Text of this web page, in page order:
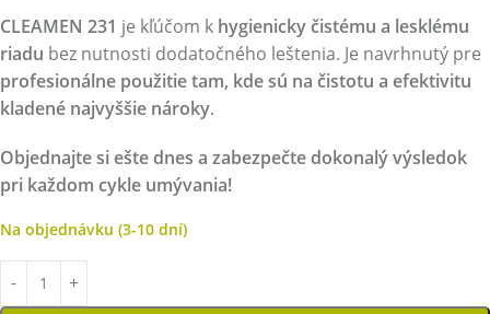
CLEAMEN 231 je kľúčom k hygienicky čistému a lesklému
riadu bez nutnosti dodatočného leštenia. Je navrhnutý pre
profesionálne použitie tam, kde sú na čistotu a efektivitu
kladené najvyššie nároky.
Objednajte si ešte dnes a zabezpečte dokonalý výsledok
pri každom cykle umývania!
Na objednávku (3-10 dní)